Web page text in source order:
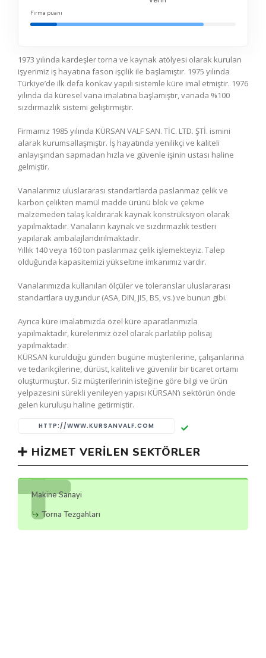
Firma puanı
1973 yılında kardeşler torna ve kaynak atölyesi olarak kurulan
işyerimiz iş hayatına fason işçilik ile başlamıştır. 1975 yılında
Türkiye’de ilk defa konkav yapılı sistemle küre imal etmiştir. 1976
yılında da küresel vana imalatına başlamıştır, vanada %100
sızdırmazlık sistemi geliştirmiştir.
Firmamız 1985 yılında KÜRSAN VALF SAN. TİC. LTD. ŞTİ. ismini
alarak kurumsallaşmıştır. İş hayatında yenilikçi ve kaliteli
anlayışından sapmadan hızla ve güvenle işinin ustası haline
gelmiştir.
Vanalarımız uluslararası standartlarda paslanmaz çelik ve
karbon çelikten mamül madde ürünü blok ve çekme
malzemeden talaş kaldırarak kaynak konstrüksiyon olarak
yapılmaktadır. Vanaların kaynak ve sızdırmazlık testleri
yapılarak ambalajlandırılmaktadır.
Yıllık 140 veya 160 ton paslanmaz çelik işlemekteyiz. Talep
olduğunda kapasitemizi yükseltme imkanımız vardır.
Vanalarımızda kullanılan ölçüler ve toleranslar uluslararası
standartlara uygundur (ASA, DIN, JIS, BS, vs.) ve bunun gibi.
Ayrıca küre imalatımızda özel küre aparatlarımızla
yapılmaktadır, kürelerimiz özel olarak parlatılıp polisaj
yapılmaktadır.
KÜRSAN kurulduğu günden bugüne müşterilerine, çalışanlarına
ve tedarikçilerine, dürüst, kaliteli ve güvenilir bir ticaret ortamı
oluşturmuştur. Siz müşterilerinin isteğine göre bilgi ve ürün
yelpazesini sürekli yenileyen yapısı KÜRSAN’ı sektörün önde
gelen kuruluşu haline getirmiştir.
HTTP://WWW.KURSANVALF.COM
HIZMET VERILEN SEKTÖRLER
Makine Sanayi
Torna Tezgahları